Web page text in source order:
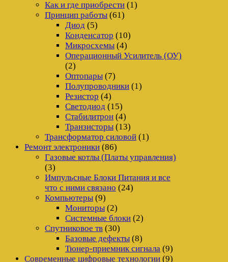
Как и где приобрести (1)
Принцип работы (61)
Диод (5)
Конденсатор (10)
Микросхемы (4)
Операционный Усилитель (ОУ)
(2)
Оптопары (7)
Полупроводники (1)
Резистор (4)
Светодиод (15)
Стабилитрон (4)
Транзисторы (13)
Трансформатор силовой (1)
Ремонт электроники (86)
Газовые котлы (Платы управления)
(3)
Импульсные Блоки Питания и все
что с ними связано (24)
Компьютеры (9)
Мониторы (2)
Системные блоки (2)
Спутниковое тв (30)
Базовые дефекты (8)
Тюнер-приемник сигнала (9)
Современные цифровые технологии (9)